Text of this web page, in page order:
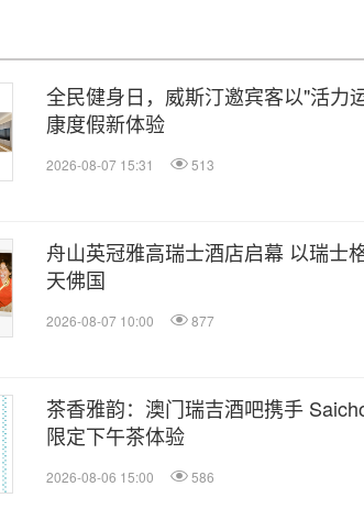
全民健身日，威斯汀邀宾客以"活力
康度假新体验
2026-08-07 15:31 513
舟山英冠雅高瑞士酒店启幕 以瑞士
天佛国
2026-08-07 10:00 877
茶香雅韵：澳门瑞吉酒吧携手
限定下午茶体验
2026-08-06 15:00 586